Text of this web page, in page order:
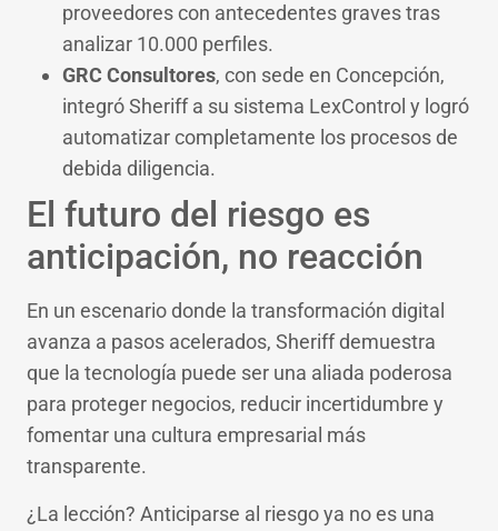
proveedores con antecedentes graves tras
analizar 10.000 perfiles.
GRC Consultores, con sede en Concepción,
integró Sheriff a su sistema LexControl y logró
automatizar completamente los procesos de
debida diligencia.
El futuro del riesgo es
anticipación, no reacción
En un escenario donde la transformación digital
avanza a pasos acelerados, Sheriff demuestra
que la tecnología puede ser una aliada poderosa
para proteger negocios, reducir incertidumbre y
fomentar una cultura empresarial más
transparente.
¿La lección? Anticiparse al riesgo ya no es una